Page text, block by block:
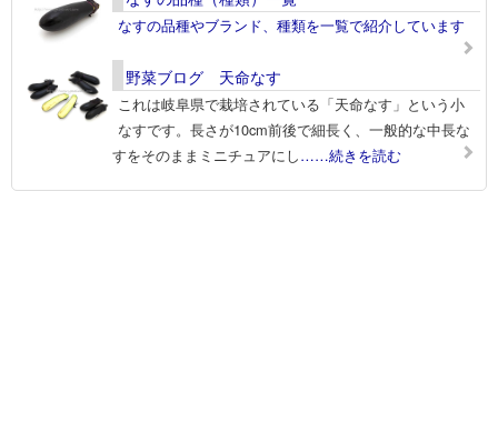
なすの品種やブランド、種類を一覧で紹介しています
野菜ブログ 天命なす
これは岐阜県で栽培されている「天命なす」という小
なすです。長さが10cm前後で細長く、一般的な中長な
すをそのままミニチュアにし……続きを読む